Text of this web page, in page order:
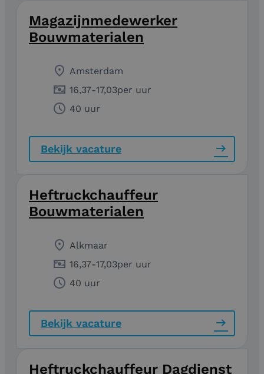
Magazijnmedewerker
Bouwmaterialen
Amsterdam
16,37-17,03per uur
40 uur
Bekijk vacature
Heftruckchauffeur
Bouwmaterialen
Alkmaar
16,37-17,03per uur
40 uur
Bekijk vacature
Heftruckchauffeur Dagdienst